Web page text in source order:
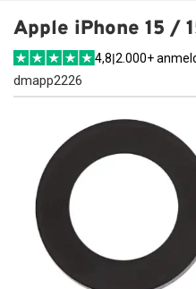
Apple
Computer
Smartphone
Tablet
Tilbehør
Apple iPhone 15 /
4,8|2.000+
dmapp2226